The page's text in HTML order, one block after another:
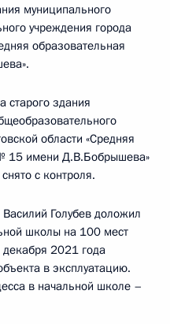
муниципального
учреждения города
образовательная
старого здания
области «Средняя
15 имени Д.В.Бобрышева»
с контроля.
Василий Голубев доложил
школы на 100 мест
2021 года
в эксплуатацию.
в начальной школе –